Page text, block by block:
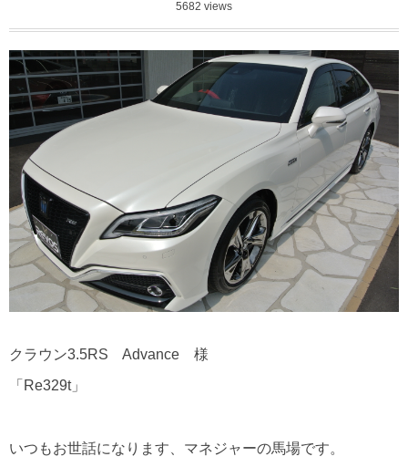
5682 views
クラウン3.5RS Advance 様
「Re329t」
いつもお世話になります、マネジャーの馬場です。